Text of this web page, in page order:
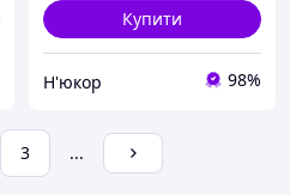
Купити
Н'юкор 98%
3 ...